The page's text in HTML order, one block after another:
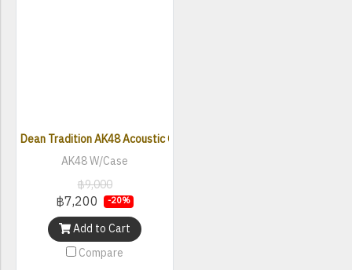
Dean Tradition AK48 Acoustic Guitar W/Case
AK48 W/Case
฿9,000
฿7,200 -20%
Add to Cart
Compare